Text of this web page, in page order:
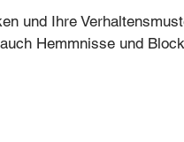
und Ihre
Hemmnisse und